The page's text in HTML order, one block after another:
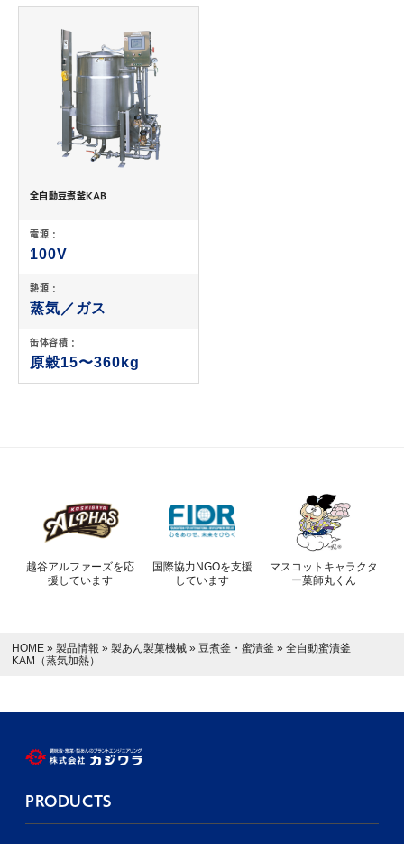
全自動豆煮釜KAB
電源 :
100V
熱源 :
蒸気／ガス
缶体容積 :
原穀15〜360kg
越谷アルファーズを応
援しています
国際協力NGOを支援
しています
マスコットキャラクタ
ー菓師丸くん
HOME » 製品情報 » 製あん製菓機械 » 豆煮釜・蜜漬釜 » 全自動蜜漬釜
KAM（蒸気加熱）
PRODUCTS